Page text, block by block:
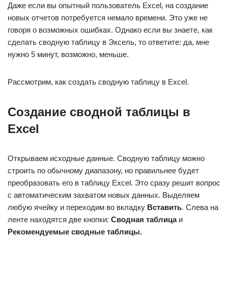
Даже если вы опытный пользователь Excel, на создание
новых отчетов потребуется немало времени. Это уже не
говоря о возможных ошибках. Однако если вы знаете, как
сделать сводную таблицу в Эксель, то ответите: да, мне
нужно 5 минут, возможно, меньше.
Рассмотрим, как создать сводную таблицу в Excel.
Создание сводной таблицы в
Excel
Открываем исходные данные. Сводную таблицу можно
строить по обычному диапазону, но правильнее будет
преобразовать его в таблицу Excel. Это сразу решит вопрос
с автоматическим захватом новых данных. Выделяем
любую ячейку и переходим во вкладку Вставить. Слева на
ленте находятся две кнопки: Сводная таблицаи
Рекомендуемые сводные таблицы.